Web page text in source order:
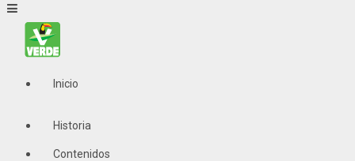
Inicio
Historia
Contenidos